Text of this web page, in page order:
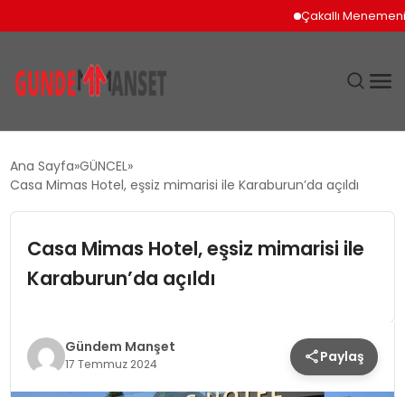
Çakallı Menemeni
EKONOMI
TEKNOLOJI
Ana Sayfa GÜNCEL
Casa Mimas Hotel, eşsiz mimarisi ile Karaburun’da açıldı
Casa Mimas Hotel, eşsiz mimarisi ile
Karaburun’da açıldı
Gündem Manşet
17 Temmuz 2024 Paylaş